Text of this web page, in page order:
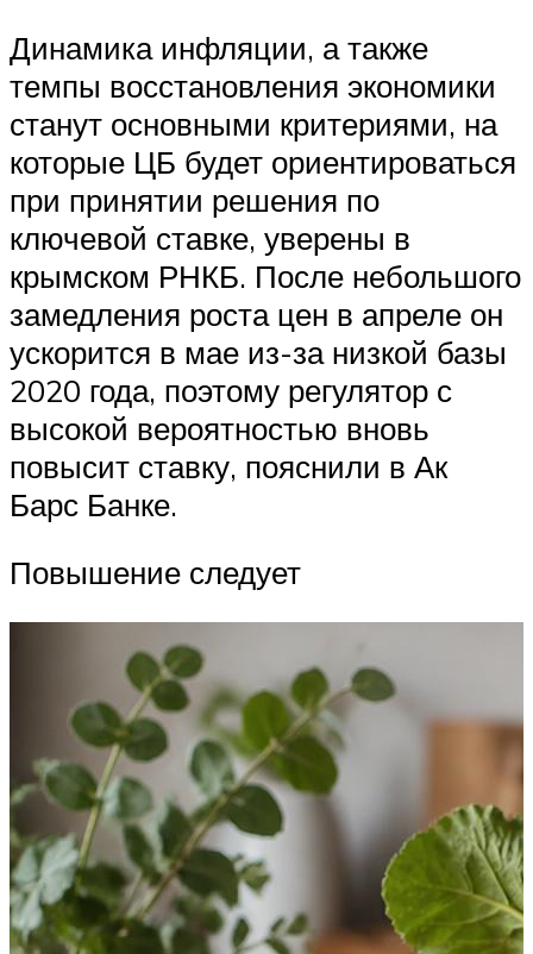
Динамика инфляции, а также
темпы восстановления экономики
станут основными критериями, на
которые ЦБ будет ориентироваться
при принятии решения по
ключевой ставке, уверены в
крымском РНКБ. После небольшого
замедления роста цен в апреле он
ускорится в мае из-за низкой базы
2020 года, поэтому регулятор с
высокой вероятностью вновь
повысит ставку, пояснили в Ак
Барс Банке.
Повышение следует